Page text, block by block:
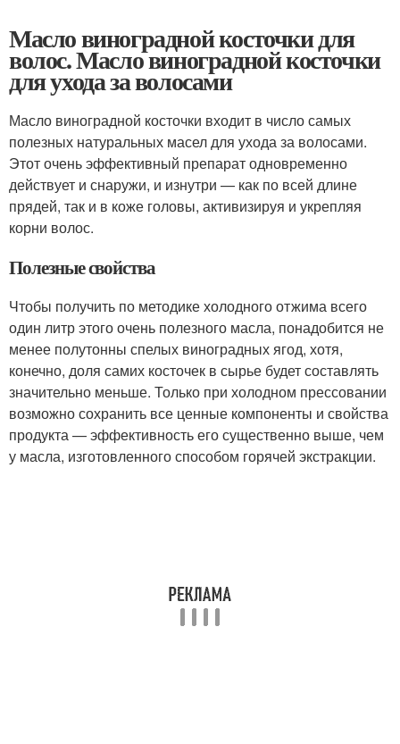
Масло виноградной косточки для
волос. Масло виноградной косточки
для ухода за волосами
Масло виноградной косточки входит в число самых
полезных натуральных масел для ухода за волосами.
Этот очень эффективный препарат одновременно
действует и снаружи, и изнутри — как по всей длине
прядей, так и в коже головы, активизируя и укрепляя
корни волос.
Полезные свойства
Чтобы получить по методике холодного отжима всего
один литр этого очень полезного масла, понадобится не
менее полутонны спелых виноградных ягод, хотя,
конечно, доля самих косточек в сырье будет составлять
значительно меньше. Только при холодном прессовании
возможно сохранить все ценные компоненты и свойства
продукта — эффективность его существенно выше, чем
у масла, изготовленного способом горячей экстракции.